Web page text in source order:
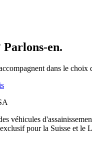
en.
dans le choix
véhicules
pour la Suisse et le